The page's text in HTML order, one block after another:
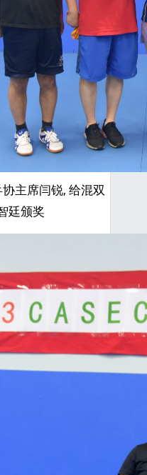
主席闫锐, 给混双
廷颁奖